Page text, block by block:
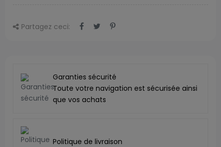
Partagez ceci:
Garanties sécurité
Toute votre navigation est sécurisée ainsi
que vos achats
Politique de livraison